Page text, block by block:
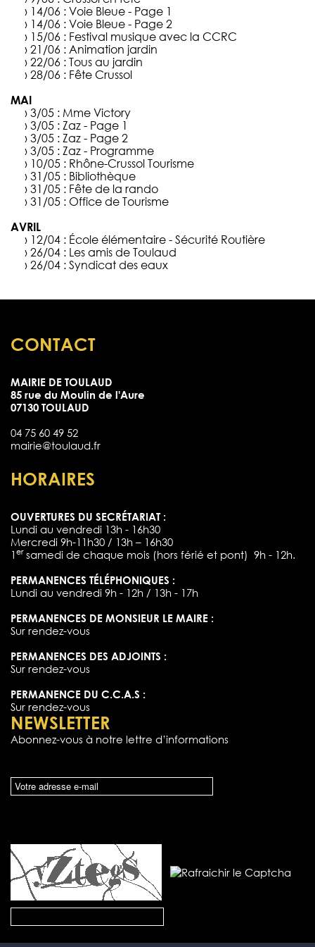
› 14/06 : Voie Bleue - Page 1
› 14/06 : Voie Bleue - Page 2
› 15/06 : Festival musique avec la CCRC
› 21/06 : Animation jardin
› 22/06 : Tous au jardin
› 28/06 : Fête Crussol
MAI
› 3/05 : Mme Victory
› 3/05 : Zaz - Page 1
› 3/05 : Zaz - Page 2
› 3/05 : Zaz - Programme
› 10/05 : Rhône-Crussol Tourisme
› 31/05 : Bibliothèque
› 31/05 : Fête de la rando
› 31/05 : Office de Tourisme
AVRIL
› 12/04 : École élémentaire - Sécurité Routière
› 26/04 : Les amis de Toulaud
› 26/04 : Syndicat des eaux
CONTACT
MAIRIE DE TOULAUD
85 rue du Moulin de l'Aure
07130 TOULAUD
04 75 60 49 52
mairie@toulaud.fr
HORAIRES
OUVERTURES DU SECRÉTARIAT :
Lundi au vendredi 13h - 16h30
Mercredi 9h-11h30 / 13h – 16h30
1 ersamedi de chaque mois (hors férié et pont) 9h - 12h.
PERMANENCES TÉLÉPHONIQUES :
Lundi au vendredi 9h - 12h / 13h - 17h
PERMANENCES DE MONSIEUR LE MAIRE :
Sur rendez-vous
PERMANENCES DES ADJOINTS :
Sur rendez-vous
PERMANENCE DU C.C.A.S :
Sur rendez-vous
NEWSLETTER
Abonnez-vous à notre lettre d’informations